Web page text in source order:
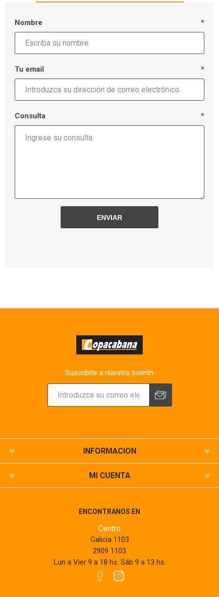
Nombre *
Tu email *
Consulta *
Suscribite a nuestro boletín
INFORMACION
MI CUENTA
ENCONTRANOS EN
Centro
Galicia 1103
2909 1103
Lun a Vier 9 a 18 hs. Sáb 9 a 13 hs.